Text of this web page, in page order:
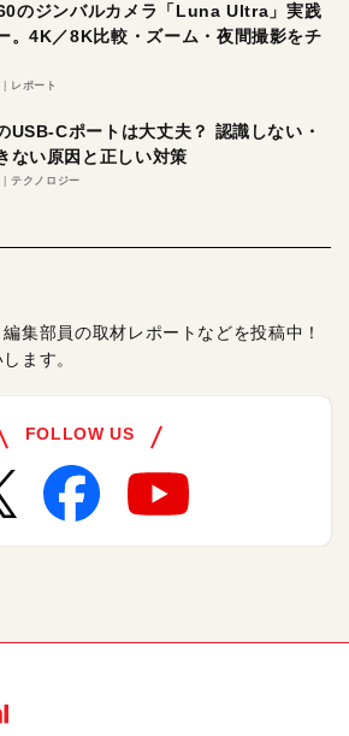
のジンバルカメラ「Luna Ultra」実践
。4K／8K比較・ズーム・夜間撮影をチ
レポート
USB-Cポートは大丈夫？ 認識しない・
ない原因と正しい対策
テクノロジー
集部員の取材レポートなどを投稿中！
ます。
FOLLOW US